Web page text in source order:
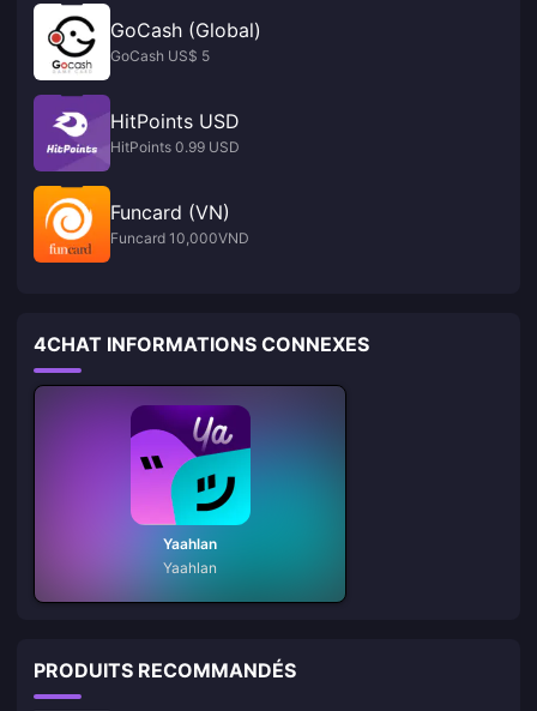
GoCash (Global)
GoCash US$ 5
HitPoints USD
HitPoints 0.99 USD
Funcard (VN)
Funcard 10,000VND
4CHAT INFORMATIONS CONNEXES
Yaahlan
Yaahlan
PRODUITS RECOMMANDÉS